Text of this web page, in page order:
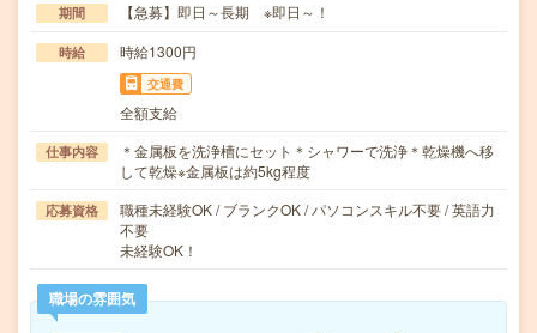
期間 【急募】即日～長期 ※即日～！
時給 時給1300円
交通費
全額支給
仕事内容
＊金属板を洗浄槽にセット＊シャワーで洗浄＊乾燥機へ移
して乾燥※金属板は約5kg程度
応募資格
職種未経験OK / ブランクOK / パソコンスキル不要 / 英語力
不要
未経験OK！
職場の雰囲気